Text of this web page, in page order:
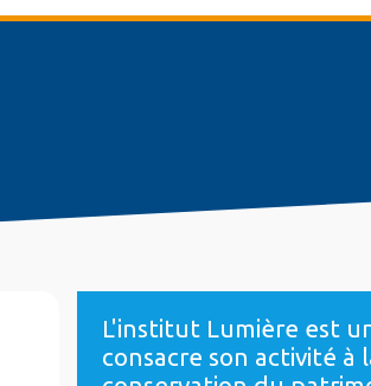
L'institut Lumière est
consacre son activité à